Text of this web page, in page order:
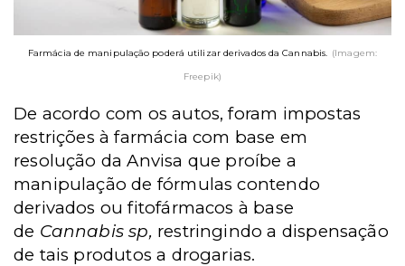
Farmácia de manipulação poderá utilizar derivados da Cannabis.
(Imagem:
Freepik)
De acordo com os autos, foram impostas
restrições à farmácia com base em
resolução da Anvisa que proíbe a
manipulação de fórmulas contendo
derivados ou fitofármacos à base
de Cannabis sp, restringindo a dispensação
de tais produtos a drogarias.